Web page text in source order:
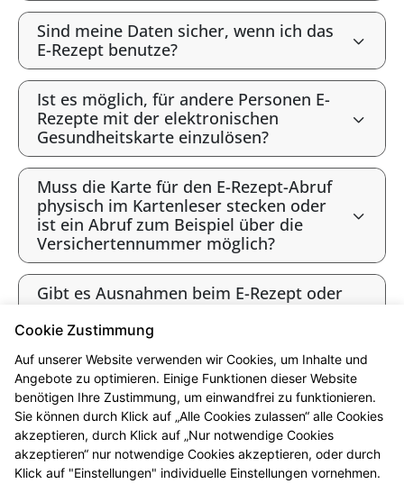
Sind meine Daten sicher, wenn ich das
E-Rezept benutze?
Ist es möglich, für andere Personen E-
Rezepte mit der elektronischen
Gesundheitskarte einzulösen?
Muss die Karte für den E-Rezept-Abruf
physisch im Kartenleser stecken oder
ist ein Abruf zum Beispiel über die
Versichertennummer möglich?
Gibt es Ausnahmen beim E-Rezept oder
angeboten?
Gibt es bald ausschließlich E-Rezepte?
* Bis 12 Uhr vorbestellt sind die Produkte i.d.R. ab 16 Uhr abholbereit.
Beachten Sie bitte die jeweiligen Öffnungszeiten. Vorbehaltlich der
Lieferfähigkeit des Großhandels. Ausgenommen sind Arzneimittel, die in
Cookie Zustimmung
Auf unserer Website verwenden wir Cookies, um Inhalte und
Angebote zu optimieren. Einige Funktionen dieser Website
benötigen Ihre Zustimmung, um einwandfrei zu funktionieren.
Sie können durch Klick auf „Alle Cookies zulassen“ alle Cookies
akzeptieren, durch Klick auf „Nur notwendige Cookies
akzeptieren“ nur notwendige Cookies akzeptieren, oder durch
Klick auf "Einstellungen" individuelle Einstellungen vornehmen.